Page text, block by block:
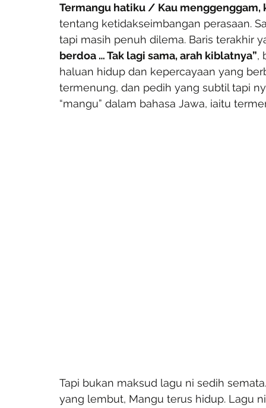
Termangu hatiku / Kau menggenggam,
tentang ketidakseimbangan perasaan.
tapi masih penuh dilema. Baris terakhir
berdoa … Tak lagi sama, arah kiblatnya”,
haluan hidup dan kepercayaan yang
termenung, dan pedih yang subtil tapi
“mangu” dalam bahasa Jawa, iaitu
Tapi bukan maksud lagu ni sedih
yang lembut, Mangu terus hidup. Lagu